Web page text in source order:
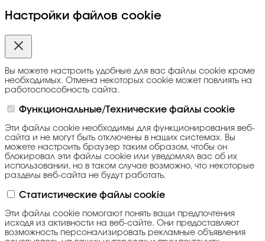
Настройки файлов cookie
Вы можете настроить удобные для вас файлы cookie кроме
необходимых. Отмена некоторых cookie может повлиять на
работоспособность сайта.
Функциональные/Технические файлы cookie
Эти файлы cookie необходимы для функционирования веб-
сайта и не могут быть отключены в наших системах. Вы
можете настроить браузер таким образом, чтобы он
блокировал эти файлы cookie или уведомлял вас об их
использовании, но в таком случае возможно, что некоторые
разделы веб-сайта не будут работать.
Статистические файлы cookie
Эти файлы cookie помогают понять ваши предпочтения
исходя из активности на веб-сайте. Они предоставляют
возможность персонализировать рекламные объявления